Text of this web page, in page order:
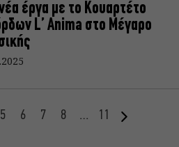
έργα με το Κουαρτέτο
L’ Anima στο Μέγαρο
5 6 7 8 … 11